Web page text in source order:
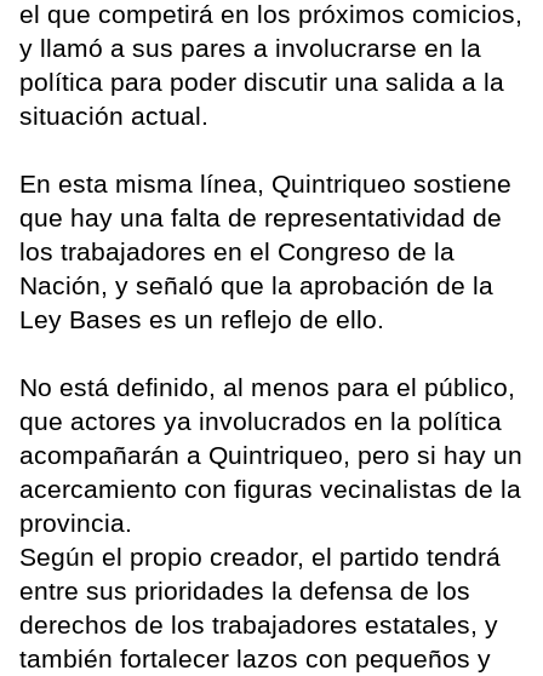
el que competirá en los próximos comicios,
y llamó a sus pares a involucrarse en la
política para poder discutir una salida a la
situación actual.
En esta misma línea, Quintriqueo sostiene
que hay una falta de representatividad de
los trabajadores en el Congreso de la
Nación, y señaló que la aprobación de la
Ley Bases es un reflejo de ello.
No está definido, al menos para el público,
que actores ya involucrados en la política
acompañarán a Quintriqueo, pero si hay un
acercamiento con figuras vecinalistas de la
provincia.
Según el propio creador, el partido tendrá
entre sus prioridades la defensa de los
derechos de los trabajadores estatales, y
también fortalecer lazos con pequeños y